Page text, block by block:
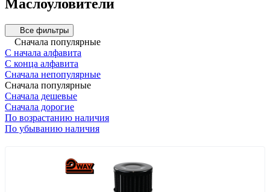
Маслоуловители
Все фильтры
Сначала популярные
С начала алфавита
С конца алфавита
Сначала непопулярные
Сначала популярные
Сначала дешевые
Сначала дорогие
По возрастанию наличия
По убыванию наличия